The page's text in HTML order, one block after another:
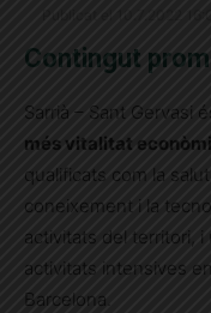
Contingut
Sarrià – Sant Gervasi
més vitalitat
qualificats com la
coneixement i la
activitats del territori,
activitats intensives
Barcelona.